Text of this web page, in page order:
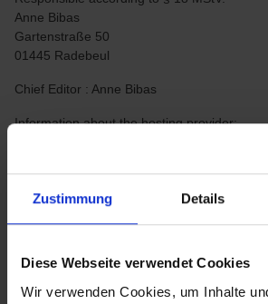
Zustimmung Details
Diese Webseite verwendet Cookies
Wir verwenden Cookies, um Inhalte
Anne Bibas
Gartenstraße 50
01445 Radebeul
Chief Editor : Anne Bibas
Information about the hosting provider:
Deutschland+49 35872 353-10
Friedersdorf, Deutschland, +49 35872 353-